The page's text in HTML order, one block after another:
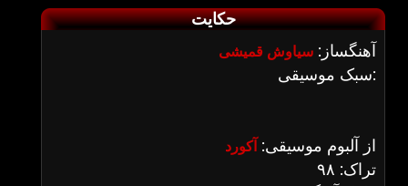
حکایت
آهنگساز: سیاوش قمیشی
سبک موسیقی:
از آلبوم موسیقی: آکورد
تراک: ۹۸